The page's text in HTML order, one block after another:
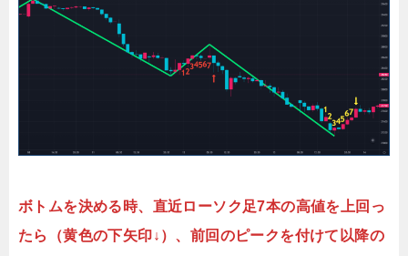
ボトムを決める時、直近ローソク足7本の高値を上回っ
たら（黄色の下矢印↓）、前回のピークを付けて以降の